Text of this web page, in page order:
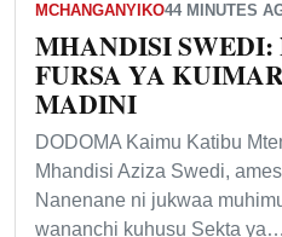
MCHANGANYIKO44 MINUTES
MHANDISI
FURSA YA
MADINI
DODOMA Kaimu Katibu
Mhandisi Aziza Swedi,
Nanenane ni jukwaa
wananchi kuhusu Sekta ya…